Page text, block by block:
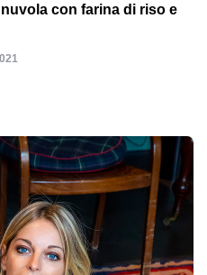
con farina di riso e